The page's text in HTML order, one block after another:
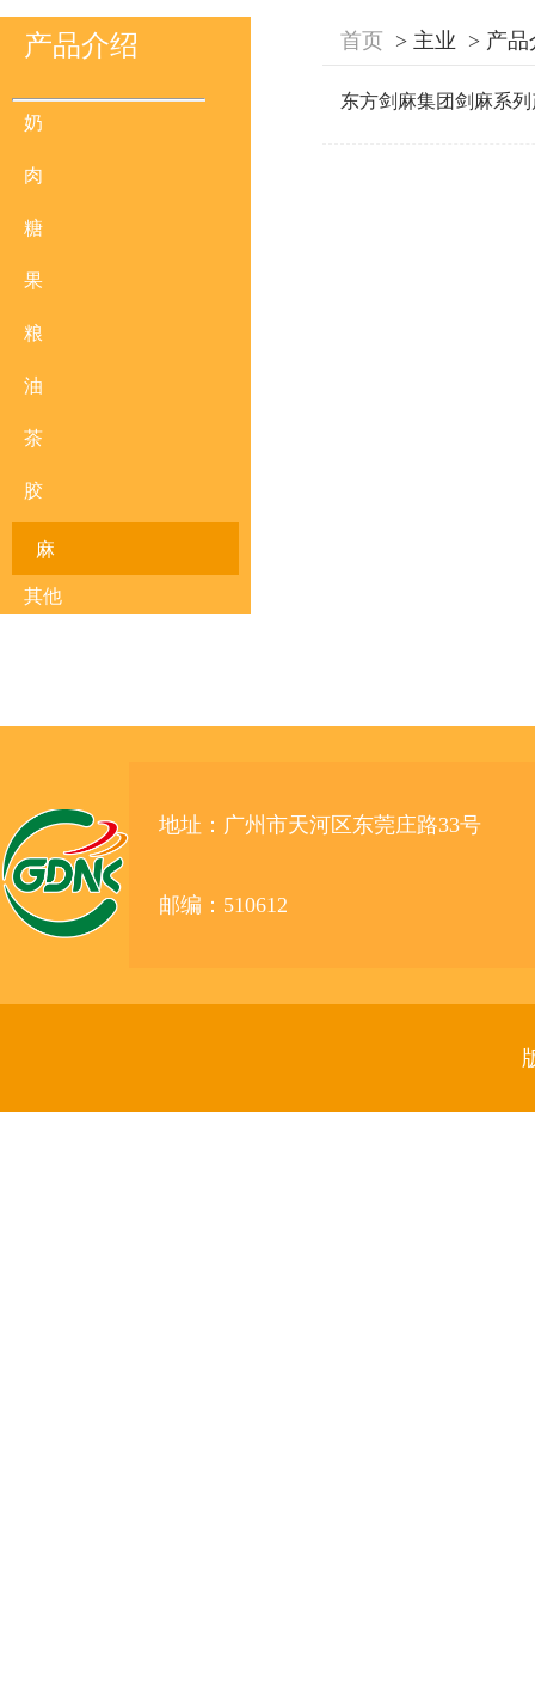
产品介绍
奶
肉
糖
果
粮
油
茶
胶
麻
其他
首页 > 主业 > 产品
东方剑麻集团剑麻系
地址：广州市天河区东莞庄路33号
邮编：510612